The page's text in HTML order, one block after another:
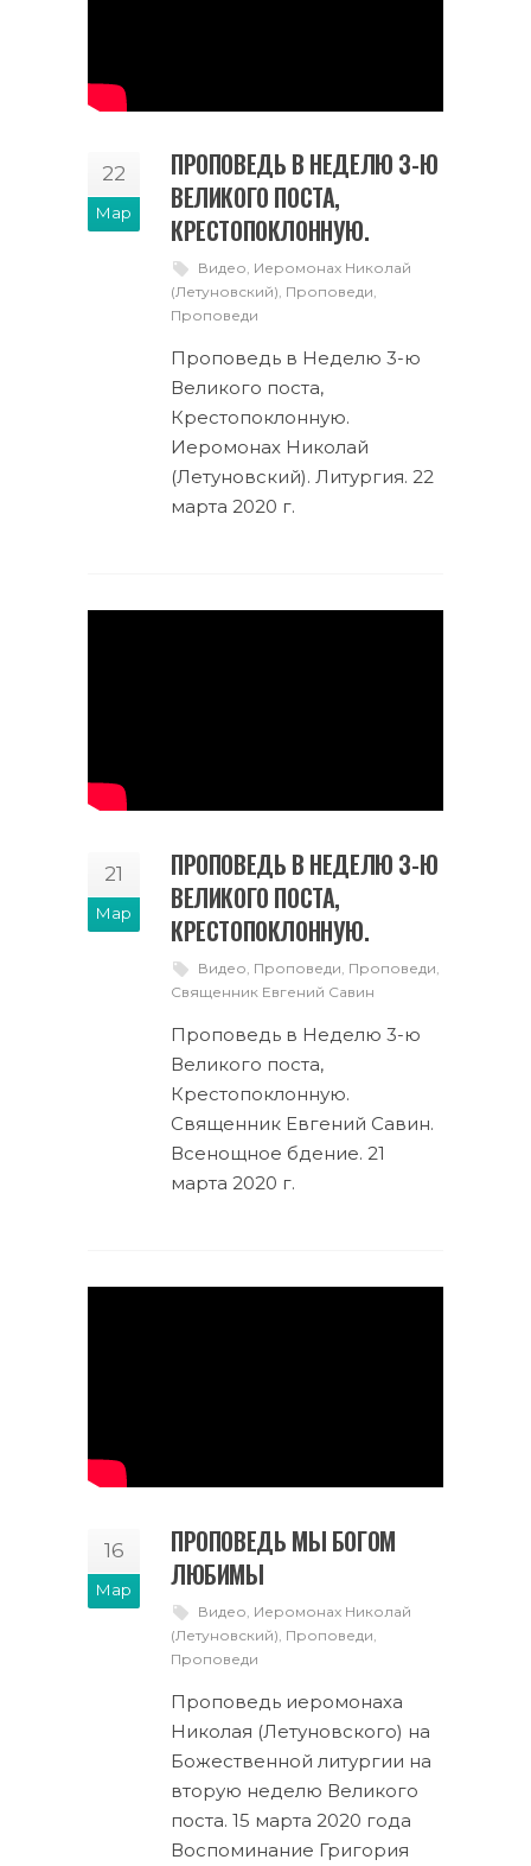
22
Мар
ПРОПОВЕДЬ В НЕДЕЛЮ 3-Ю
ВЕЛИКОГО ПОСТА,
КРЕСТОПОКЛОННУЮ.
Видео, Иеромонах Николай
(Летуновский), Проповеди,
Проповеди
Проповедь в Неделю 3-ю
Великого поста,
Крестопоклонную.
Иеромонах Николай
(Летуновский). Литургия. 22
марта 2020 г.
21
Мар
ПРОПОВЕДЬ В НЕДЕЛЮ 3-Ю
ВЕЛИКОГО ПОСТА,
КРЕСТОПОКЛОННУЮ.
Видео, Проповеди, Проповеди,
Священник Евгений Савин
Проповедь в Неделю 3-ю
Великого поста,
Крестопоклонную.
Священник Евгений Савин.
Всенощное бдение. 21
марта 2020 г.
16
Мар
ПРОПОВЕДЬ МЫ БОГОМ
ЛЮБИМЫ
Видео Иеромонах Николай
(Летуновский) Проповеди
Проповеди
Проповедь иеромонаха
Николая (Летуновского) на
Божественной литургии на
вторую неделю Великого
поста. 15 марта 2020 года
Воспоминание Григория